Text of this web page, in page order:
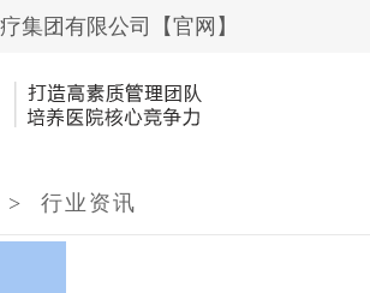
集团有限公司【官网】
> 行业资讯